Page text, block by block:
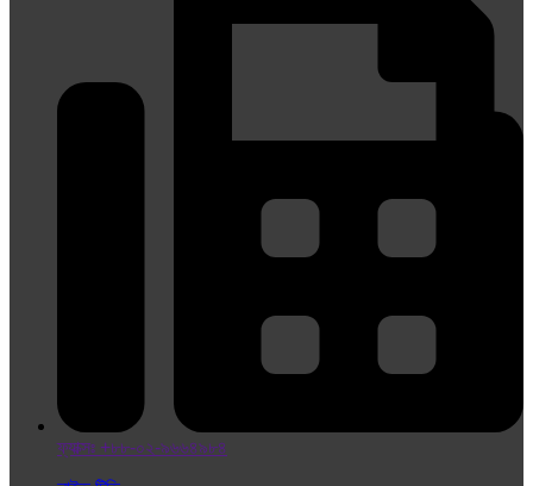
ফ্যাক্সঃ +৮৮-০২-৯৬৬৪৯৮৪